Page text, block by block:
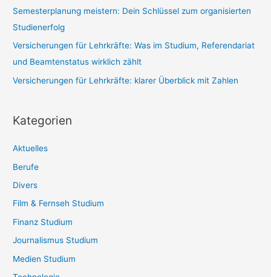
h
:
Semesterplanung meistern: Dein Schlüssel zum organisierten
Studienerfolg
Versicherungen für Lehrkräfte: Was im Studium, Referendariat
und Beamtenstatus wirklich zählt
Versicherungen für Lehrkräfte: klarer Überblick mit Zahlen
Kategorien
Aktuelles
Berufe
Divers
Film & Fernseh Studium
Finanz Studium
Journalismus Studium
Medien Studium